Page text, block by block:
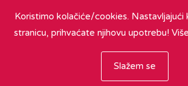
Koristimo kolačiće/cookies. Nastavljajući
stranicu, prihvaćate njihovu upotrebu!
Slažem se